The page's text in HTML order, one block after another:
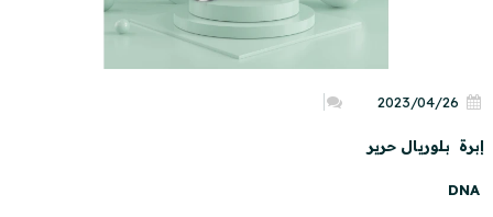
إبرة بلوريال حرير